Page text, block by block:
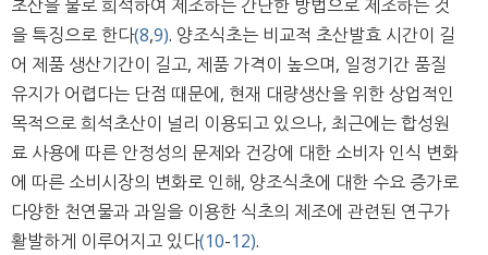
초산을 물로 희석하여 제조하는 간단한 방법으로 제조하는 것
을 특징으로 한다(8,9). 양조식초는 비교적 초산발효 시간이 길
어 제품 생산기간이 길고, 제품 가격이 높으며, 일정기간 품질
유지가 어렵다는 단점 때문에, 현재 대량생산을 위한 상업적인
목적으로 희석초산이 널리 이용되고 있으나, 최근에는 합성원
료 사용에 따른 안정성의 문제와 건강에 대한 소비자 인식 변화
에 따른 소비시장의 변화로 인해, 양조식초에 대한 수요 증가로
다양한 천연물과 과일을 이용한 식초의 제조에 관련된 연구가
활발하게 이루어지고 있다(10-12).